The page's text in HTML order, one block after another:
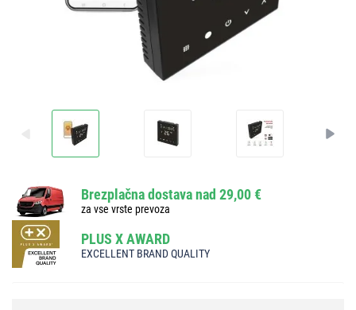
Brezplačna dostava nad 29,00 €
za vse vrste prevoza
PLUS X AWARD
EXCELLENT BRAND QUALITY